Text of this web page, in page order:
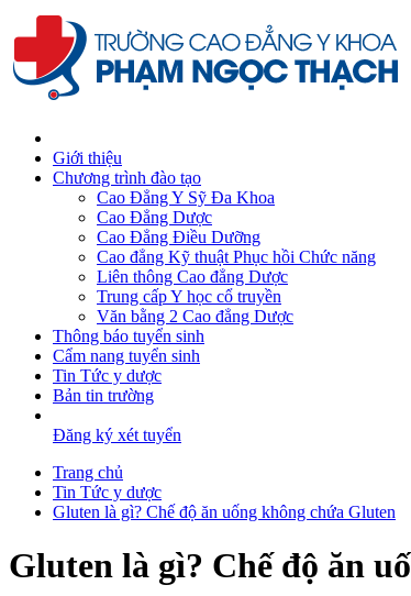
Giới thiệu
Chương trình đào tạo
Cao Đẳng Y Sỹ Đa Khoa
Cao Đẳng Dược
Cao Đẳng Điều Dưỡng
Cao đẳng Kỹ thuật Phục hồi Chức năng
Liên thông Cao đẳng Dược
Trung cấp Y học cổ truyền
Văn bằng 2 Cao đẳng Dược
Thông báo tuyển sinh
Cẩm nang tuyển sinh
Tin Tức y dược
Bản tin trường
Đăng ký xét tuyển
Trang chủ
Tin Tức y dược
Gluten là gì? Chế độ ăn uống không chứa Gluten
Gluten là gì? Chế độ ăn